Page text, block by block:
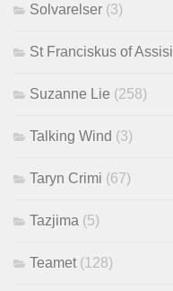
Solvarelser (3)
St Franciskus of Assisi
Suzanne Lie (258)
Talking Wind (3)
Taryn Crimi (67)
Tazjima (5)
Teamet (128)